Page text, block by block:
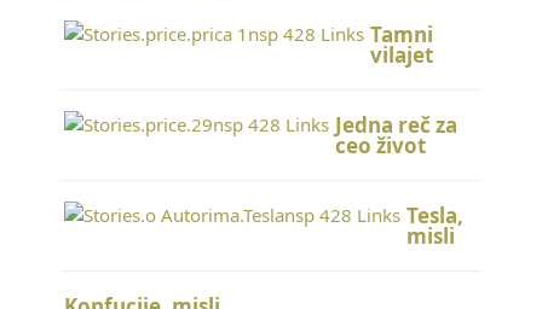
Tamni
vilajet
Jedna reč za
ceo život
Tesla,
misli